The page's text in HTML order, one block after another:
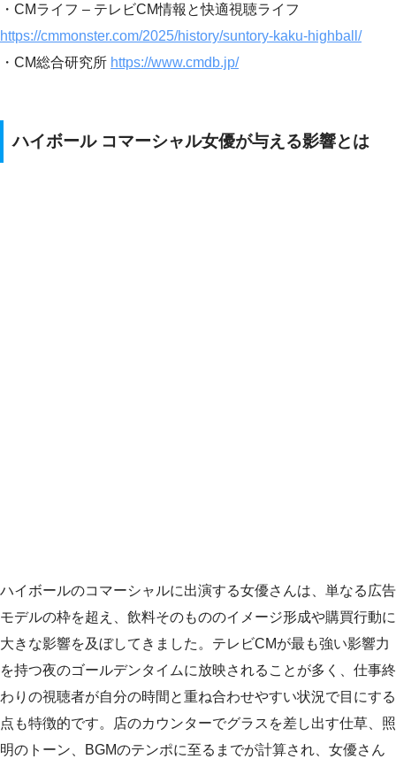
・CMライフ – テレビCM情報と快適視聴ライフ
https://cmmonster.com/2025/history/suntory-kaku-highball/
・CM総合研究所 https://www.cmdb.jp/
ハイボール コマーシャル女優が与える影響とは
ハイボールのコマーシャルに出演する女優さんは、単なる広告
モデルの枠を超え、飲料そのもののイメージ形成や購買行動に
大きな影響を及ぼしてきました。テレビCMが最も強い影響力
を持つ夜のゴールデンタイムに放映されることが多く、仕事終
わりの視聴者が自分の時間と重ね合わせやすい状況で目にする
点も特徴的です。店のカウンターでグラスを差し出す仕草、照
明のトーン、BGMのテンポに至るまでが計算され、女優さん